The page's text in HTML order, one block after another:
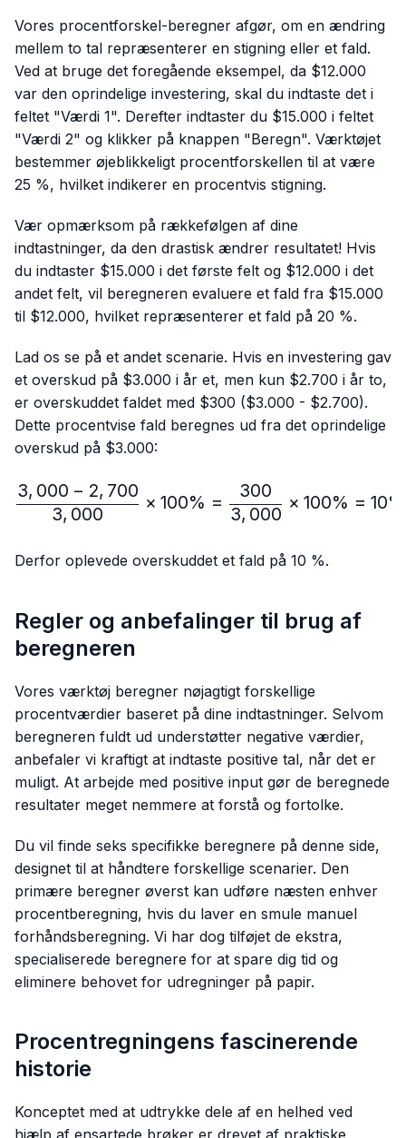
Vores procentforskel-beregner afgør, om en ændring
mellem to tal repræsenterer en stigning eller et fald.
Ved at bruge det foregående eksempel, da $12.000
var den oprindelige investering, skal du indtaste det i
feltet "Værdi 1". Derefter indtaster du $15.000 i feltet
"Værdi 2" og klikker på knappen "Beregn". Værktøjet
bestemmer øjeblikkeligt procentforskellen til at være
25 %, hvilket indikerer en procentvis stigning.
Vær opmærksom på rækkefølgen af dine
indtastninger, da den drastisk ændrer resultatet! Hvis
du indtaster $15.000 i det første felt og $12.000 i det
andet felt, vil beregneren evaluere et fald fra $15.000
til $12.000, hvilket repræsenterer et fald på 20 %.
Lad os se på et andet scenarie. Hvis en investering gav
et overskud på $3.000 i år et, men kun $2.700 i år to,
er overskuddet faldet med $300 ($3.000 - $2.700).
Dette procentvise fald beregnes ud fra det oprindelige
overskud på $3.000:
\frac{3,000-
3, 000
3, 000 − 2, 700
× 100% =
3, 000
300
× 100% = 10%
Derfor oplevede overskuddet et fald på 10 %.
Regler og anbefalinger til brug af
beregneren
Vores værktøj beregner nøjagtigt forskellige
procentværdier baseret på dine indtastninger. Selvom
beregneren fuldt ud understøtter negative værdier,
anbefaler vi kraftigt at indtaste positive tal, når det er
muligt. At arbejde med positive input gør de beregnede
resultater meget nemmere at forstå og fortolke.
Du vil finde seks specifikke beregnere på denne side,
designet til at håndtere forskellige scenarier. Den
primære beregner øverst kan udføre næsten enhver
procentberegning, hvis du laver en smule manuel
forhåndsberegning. Vi har dog tilføjet de ekstra,
specialiserede beregnere for at spare dig tid og
eliminere behovet for udregninger på papir.
Procentregningens fascinerende
historie
Konceptet med at udtrykke dele af en helhed ved
hjælp af ensartede brøker er drevet af praktiske